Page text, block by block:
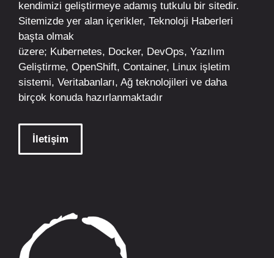
kendimizi geliştirmeye adamış tutkulu bir sitedir.
Sitemizde yer alan içerikler, Teknoloji Haberleri
başta olmak
üzere; Kubernetes, Docker, DevOps, Yazılım
Geliştirme, OpenShift, Container, Linux işletim
sistemi, Veritabanları, Ağ teknolojileri ve daha
birçok konuda hazırlanmaktadır
İletişim